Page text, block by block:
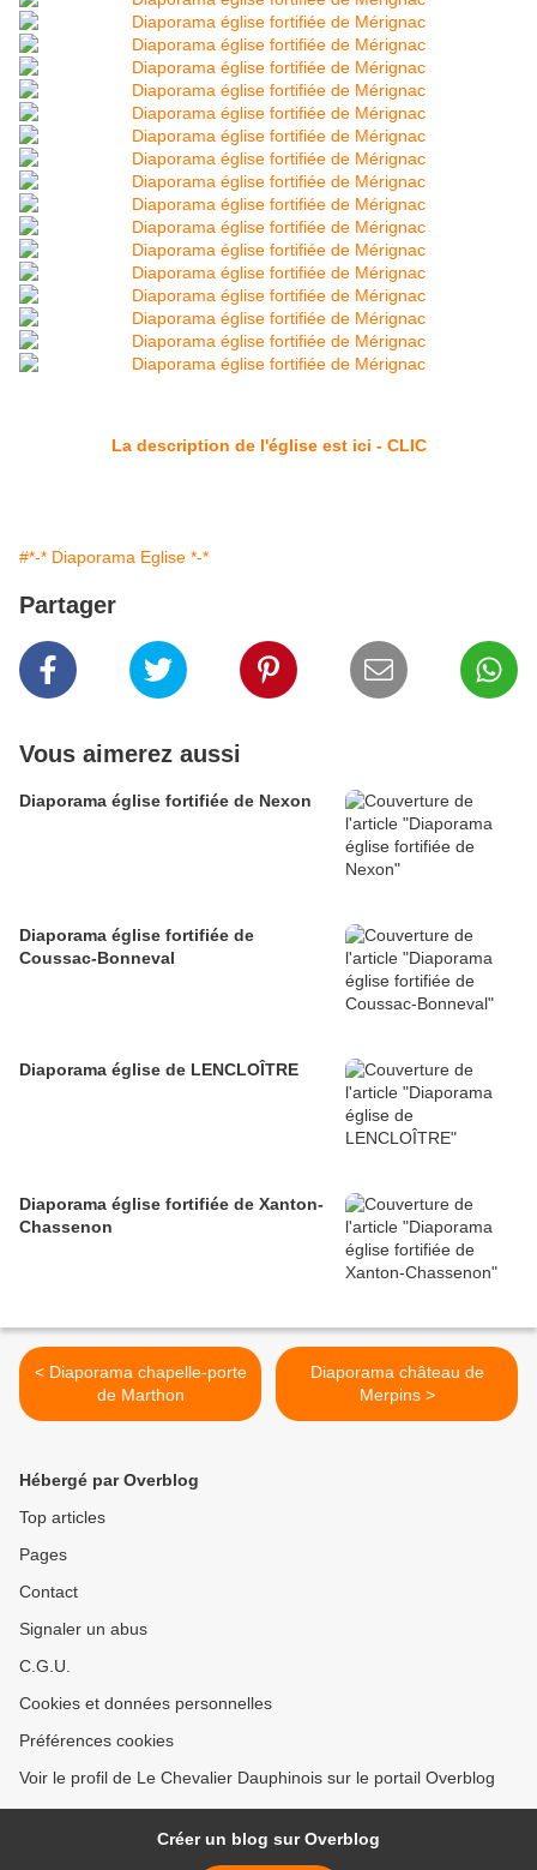
La description de l'église est ici - CLIC
#*-* Diaporama Eglise *-*
Partager
Vous aimerez aussi
Diaporama église fortifiée de Nexon
Diaporama église fortifiée de
Coussac-Bonneval
Diaporama église de LENCLOÎTRE
Diaporama église fortifiée de Xanton-
Chassenon
< Diaporama chapelle-porte
de Marthon
Diaporama château de
Merpins >
Hébergé par Overblog
Top articles
Pages
Contact
Signaler un abus
C.G.U.
Cookies et données personnelles
Préférences cookies
Voir le profil de Le Chevalier Dauphinois sur le portail Overblog
Créer un blog sur Overblog